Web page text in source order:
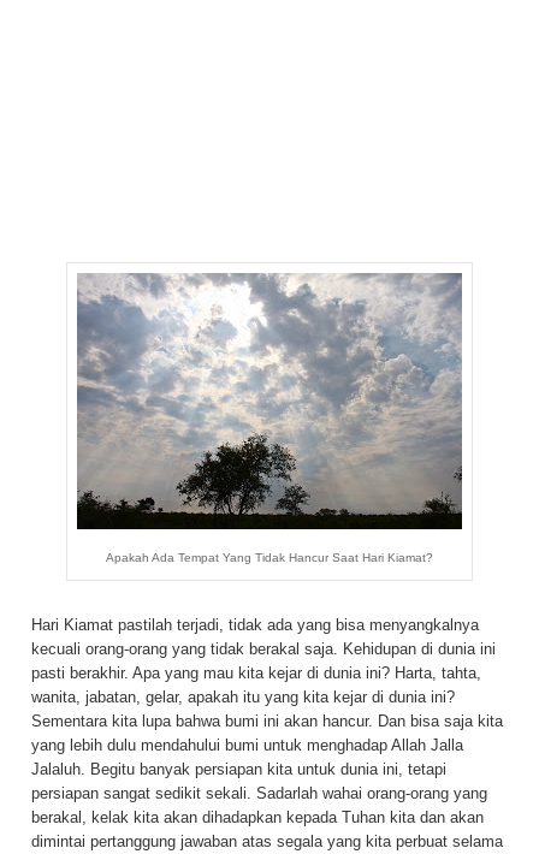
Apakah Ada Tempat Yang Tidak Hancur Saat Hari Kiamat?
Hari Kiamat pastilah terjadi, tidak ada yang bisa menyangkalnya
kecuali orang-orang yang tidak berakal saja. Kehidupan di dunia ini
pasti berakhir. Apa yang mau kita kejar di dunia ini? Harta, tahta,
wanita, jabatan, gelar, apakah itu yang kita kejar di dunia ini?
Sementara kita lupa bahwa bumi ini akan hancur. Dan bisa saja kita
yang lebih dulu mendahului bumi untuk menghadap Allah Jalla
Jalaluh. Begitu banyak persiapan kita untuk dunia ini, tetapi
persiapan sangat sedikit sekali. Sadarlah wahai orang-orang yang
berakal, kelak kita akan dihadapkan kepada Tuhan kita dan akan
dimintai pertanggung jawaban atas segala yang kita perbuat selama